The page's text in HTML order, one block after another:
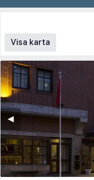
Visa karta
◀︎